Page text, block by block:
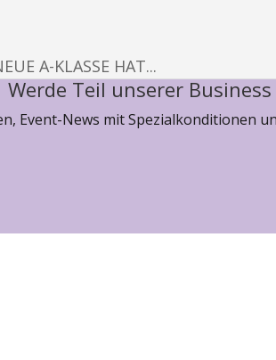
A-KLASSE HAT...
Werde Teil unserer
Event-News mit Spezialkonditionen